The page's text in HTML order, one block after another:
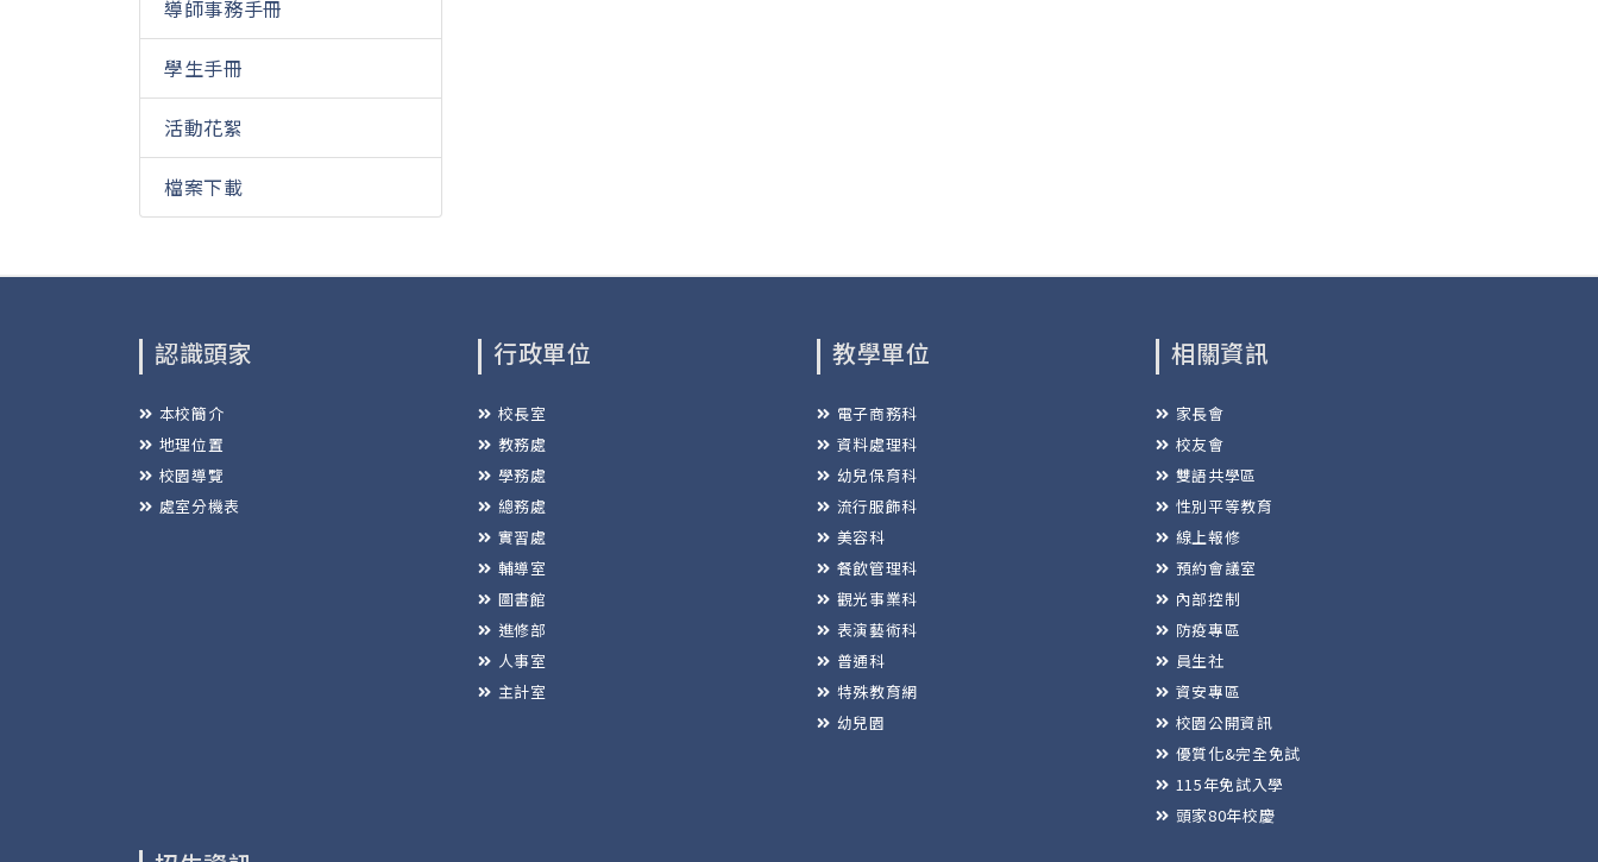
導師事務手冊
學生手冊
活動花絮
檔案下載
認識頭家
本校簡介
地理位置
校園導覽
處室分機表
行政單位
校長室
教務處
學務處
總務處
實習處
輔導室
圖書館
進修部
人事室
主計室
教學單位
電子商務科
資料處理科
幼兒保育科
流行服飾科
美容科
餐飲管理科
觀光事業科
表演藝術科
普通科
特殊教育網
幼兒園
相關資訊
家長會
校友會
雙語共學區
性別平等教育
線上報修
預約會議室
內部控制
防疫專區
員生社
資安專區
校園公開資訊
優質化&完全免試
115年免試入學
頭家80年校慶